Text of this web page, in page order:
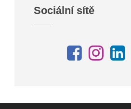
Sociální sítě